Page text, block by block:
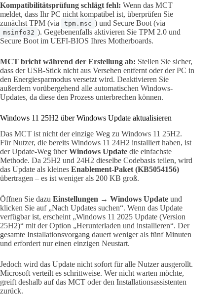
Kompatibilitätsprüfung schlägt fehl: Wenn das MCT
meldet, dass Ihr PC nicht kompatibel ist, überprüfen Sie
zunächst TPM (via
tpm.msc ) und Secure Boot (via
msinfo32 ). Gegebenenfalls aktivieren Sie TPM 2.0 und
Secure Boot im UEFI-BIOS Ihres Motherboards.
MCT bricht während der Erstellung ab: Stellen Sie sicher,
dass der USB-Stick nicht aus Versehen entfernt oder der PC in
den Energiesparmodus versetzt wird. Deaktivieren Sie
außerdem vorübergehend alle automatischen Windows-
Updates, da diese den Prozess unterbrechen können.
Windows 11 25H2 über Windows Update aktualisieren
Das MCT ist nicht der einzige Weg zu Windows 11 25H2.
Für Nutzer, die bereits Windows 11 24H2 installiert haben, ist
der Update-Weg überWindows Update die einfachste
Methode. Da 25H2 und 24H2 dieselbe Codebasis teilen, wird
das Update als kleines Enablement-Paket (KB5054156)
übertragen – es ist weniger als 200 KB groß.
Öffnen Sie dazu Einstellungen → Windows Update und
klicken Sie auf „Nach Updates suchen“. Wenn das Update
verfügbar ist, erscheint „Windows 11 2025 Update (Version
25H2)“ mit der Option „Herunterladen und installieren“. Der
gesamte Installationsvorgang dauert weniger als fünf Minuten
und erfordert nur einen einzigen Neustart.
Jedoch wird das Update nicht sofort für alle Nutzer ausgerollt.
Microsoft verteilt es schrittweise. Wer nicht warten möchte,
greift deshalb auf das MCT oder den Installationsassistenten
zurück.